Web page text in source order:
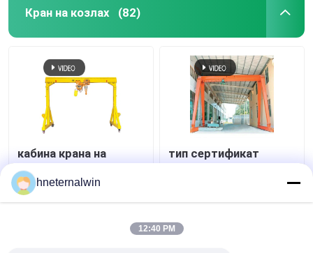
Кран на козлах (82)
кабина крана на
козлах пяди 7.5-30m
электрические/
дистанционное
тип сертификат
портала скорости
подъема 6-9M/Min CE
hneternalwin
12:40 PM